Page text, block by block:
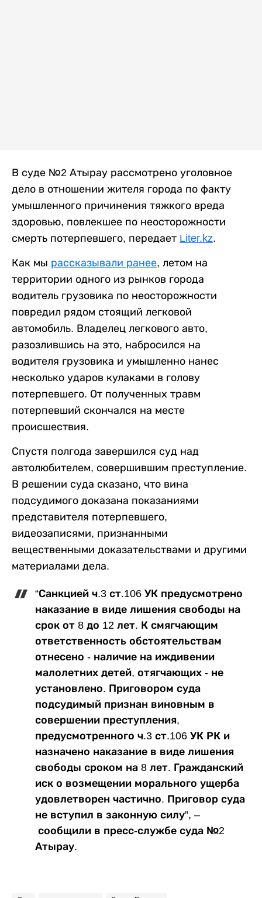
В суде №2 Атырау рассмотрено уголовное
дело в отношении жителя города по факту
умышленного причинения тяжкого вреда
здоровью, повлекшее по неосторожности
смерть потерпевшего, передает Liter.kz.
Как мы рассказывали ранее, летом на
территории одного из рынков города
водитель грузовика по неосторожности
повредил рядом стоящий легковой
автомобиль. Владелец легкового авто,
разозлившись на это, набросился на
водителя грузовика и умышленно нанес
несколько ударов кулаками в голову
потерпевшего. От полученных травм
потерпевший скончался на месте
происшествия.
Спустя полгода завершился суд над
автолюбителем, совершившим преступление.
В решении суда сказано, что вина
подсудимого доказана показаниями
представителя потерпевшего,
видеозаписями, признанными
вещественными доказательствами и другими
материалами дела.
“Санкцией ч.3 ст.106 УК предусмотрено
наказание в виде лишения свободы на
срок от 8 до 12 лет. К смягчающим
ответственность обстоятельствам
отнесено - наличие на иждивении
малолетних детей, отягчающих - не
установлено. Приговором суда
подсудимый признан виновным в
совершении преступления,
предусмотренного ч.3 ст.106 УК РК и
назначено наказание в виде лишения
свободы сроком на 8 лет. Гражданский
иск о возмещении морального ущерба
удовлетворен частично. Приговор суда
не вступил в законную силу”, –
сообщили в пресс-службе суда №2
Атырау.